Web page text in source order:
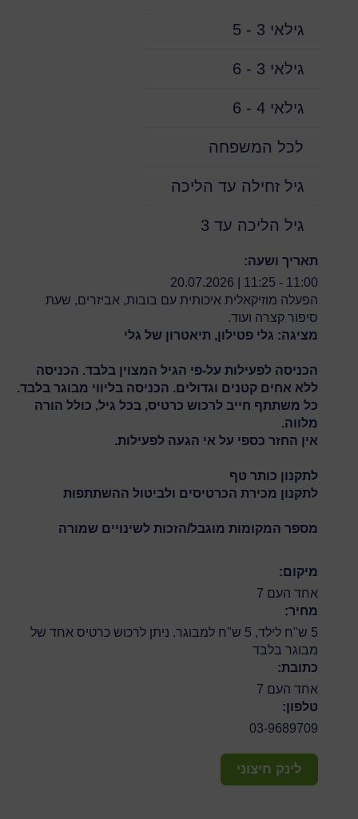
גילאי 3 - 5
גילאי 3 - 6
גילאי 4 - 6
לכל המשפחה
גיל זחילה עד הליכה
גיל הליכה עד 3
תאריך ושעה:
11:00 - 11:25 | 20.07.2026
הפעלה מוזיקאלית איכותית עם בובות, אביזרים, שעת
סיפור קצרה ועוד.
מציגה: גלי פטילון, תיאטרון של גלי
הכניסה לפעילות על-פי הגיל המצוין בלבד. הכניסה
ללא אחים קטנים וגדולים. הכניסה בליווי מבוגר בלבד.
כל משתתף חייב לרכוש כרטיס, בכל גיל, כולל הורה
מלווה.
אין החזר כספי על אי הגעה לפעילות.
לתקנון כותר טף
לתקנון מכירת הכרטיסים ולביטול ההשתתפות
מספר המקומות מוגבל/הזכות לשינויים שמורה
מיקום:
אחד העם 7
מחיר:
5 ש"ח לילד, 5 ש"ח למבוגר. ניתן לרכוש כרטיס אחד של
מבוגר בלבד
כתובת:
אחד העם 7
טלפון:
03-9689709
לינק חיצוני